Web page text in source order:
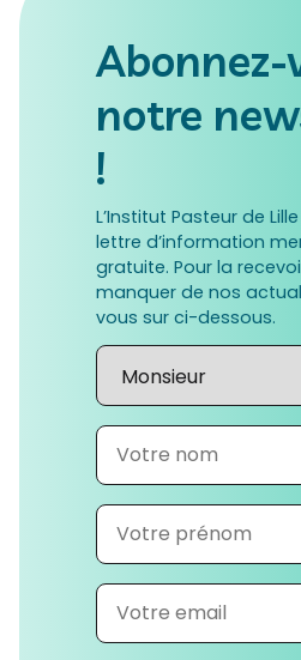
Abonnez-
notre
!
L’Institut Pasteur de
lettre d’information
gratuite. Pour la
manquer de nos
vous sur ci-dessous.